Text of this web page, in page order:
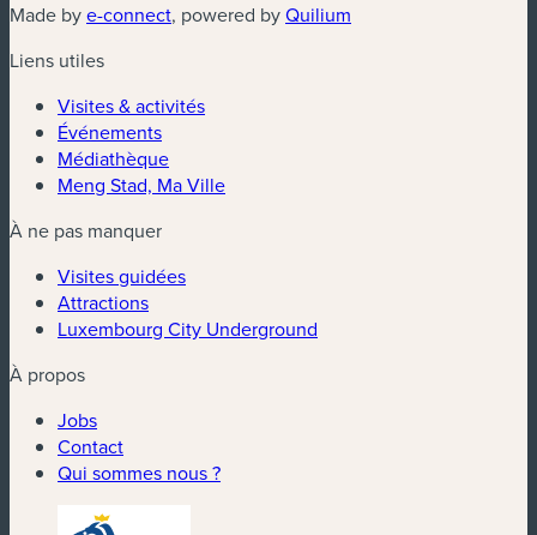
Made bye-connect, powered byQuilium
Liens utiles
Visites & activités
Événements
Médiathèque
Meng Stad, Ma Ville
À ne pas manquer
Visites guidées
Attractions
Luxembourg City Underground
À propos
Jobs
Contact
Qui sommes nous ?